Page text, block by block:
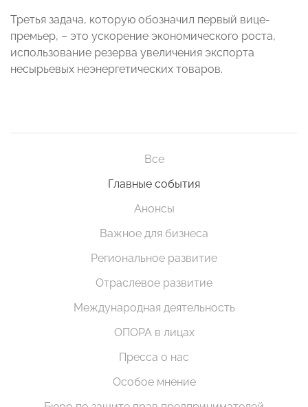
Третья задача, которую обозначил первый вице-
премьер, – это ускорение экономического роста,
использование резерва увеличения экспорта
несырьевых неэнергетических товаров.
Все
Главные события
Анонсы
Важное для бизнеса
Региональное развитие
Отраслевое развитие
Международная деятельность
ОПОРА в лицах
Пресса о нас
Особое мнение